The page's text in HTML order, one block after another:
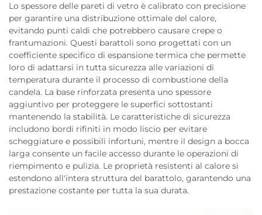
Lo spessore delle pareti di vetro è calibrato con precisione
per garantire una distribuzione ottimale del calore,
evitando punti caldi che potrebbero causare crepe o
frantumazioni. Questi barattoli sono progettati con un
coefficiente specifico di espansione termica che permette
loro di adattarsi in tutta sicurezza alle variazioni di
temperatura durante il processo di combustione della
candela. La base rinforzata presenta uno spessore
aggiuntivo per proteggere le superfici sottostanti
mantenendo la stabilità. Le caratteristiche di sicurezza
includono bordi rifiniti in modo liscio per evitare
scheggiature e possibili infortuni, mentre il design a bocca
larga consente un facile accesso durante le operazioni di
riempimento e pulizia. Le proprietà resistenti al calore si
estendono all'intera struttura del barattolo, garantendo una
prestazione costante per tutta la sua durata.